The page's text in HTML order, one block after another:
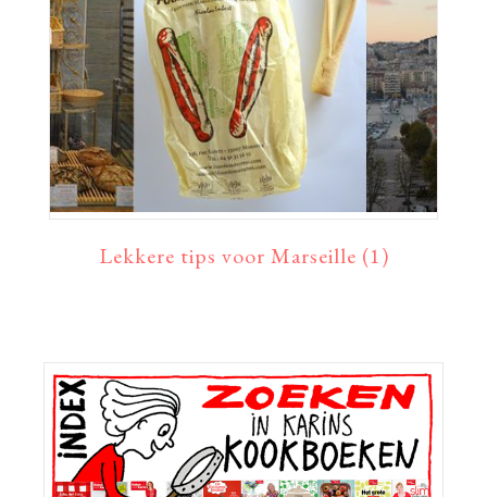
Lekkere tips voor Marseille (1)
Primaire
Sidebar